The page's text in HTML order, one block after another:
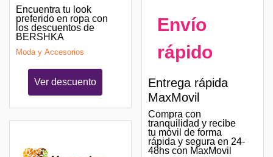
Encuentra tu look
preferido en ropa con
los descuentos de
BERSHKA
Moda y Accesorios
Ver descuento
Envío
rápido
Entrega rápida
MaxMovil
Compra con
tranquilidad y recibe
tu móvil de forma
rápida y segura en 24-
48hs con MaxMovil